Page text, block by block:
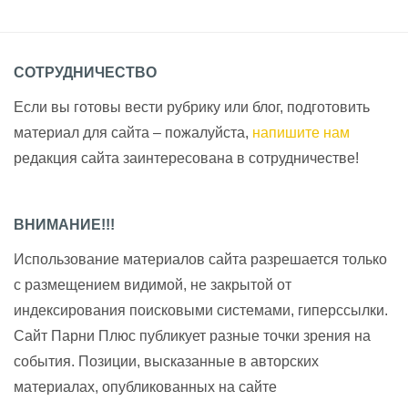
СОТРУДНИЧЕСТВО
Если вы готовы вести рубрику или блог, подготовить
материал для сайта – пожалуйста, напишите нам
редакция сайта заинтересована в сотрудничестве!
ВНИМАНИЕ!!!
Использование материалов сайта разрешается только
с размещением видимой, не закрытой от
индексирования поисковыми системами, гиперссылки.
Сайт Парни Плюс публикует разные точки зрения на
события. Позиции, высказанные в авторских
материалах, опубликованных на сайте